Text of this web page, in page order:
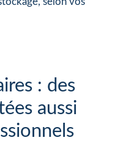
: des
aussi